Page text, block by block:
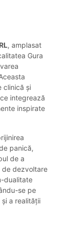
, amplasat
Gura
clinică și
integrează
inspirate
panică,
de a
de dezvoltare
dualitate
se pe
a realității